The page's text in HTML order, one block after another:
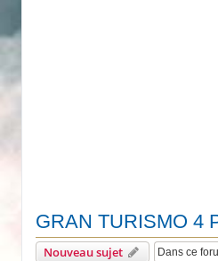
GRAN TURISMO 4
Nouveau sujet